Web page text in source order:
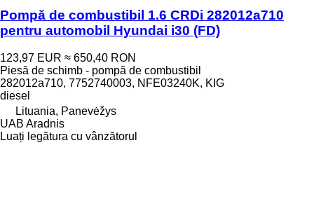
Pompă de combustibil 1.6 CRDi 282012a710
pentru automobil Hyundai i30 (FD)
123,97 EUR ≈ 650,40 RON
Piesă de schimb - pompă de combustibil
282012a710, 7752740003, NFE03240K, KIG
diesel
Lituania, Panevėžys
UAB Aradnis
Luați legătura cu vânzătorul